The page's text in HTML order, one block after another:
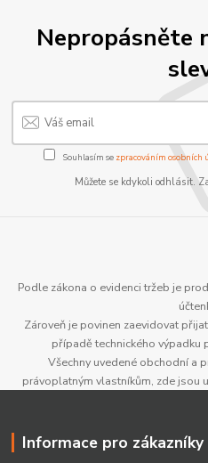
Nepropásněte
Souhlasím se zpracováním osobních
Můžete se kdykoli odhlásit.
Podle zákona o evidenci tržeb je
Zároveň je povinen zaevidovat
případě technického výpadku
Všechny uvedené obchodní a
právoplatným vlastníkům, zde jsou
Informace pro zákazníky